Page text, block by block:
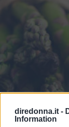
diredonna.it -
Information